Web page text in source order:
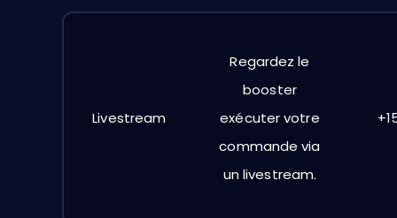
Livestream
Regardez le
booster
exécuter votre
commande via
un livestream.